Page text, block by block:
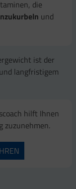
die
und
ist der
langfristigem
hilft Ihnen
zuzunehmen.